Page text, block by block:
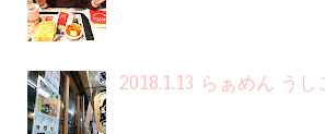
2018.1.13 らぁめん うし